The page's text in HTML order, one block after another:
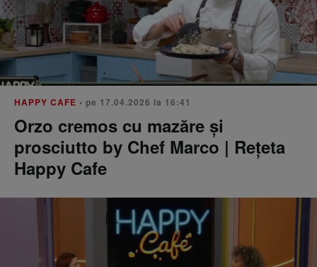
HAPPY CAFE • pe 17.04.2026 la 16:41
Orzo cremos cu mazăre și
prosciutto by Chef Marco | Rețeta
Happy Cafe